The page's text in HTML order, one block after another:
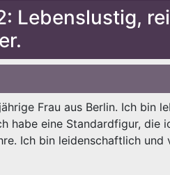
Lebenslustig,
Frau aus Berlin. Ich bin
habe eine Standardfigur, die
Ich bin leidenschaftlich und